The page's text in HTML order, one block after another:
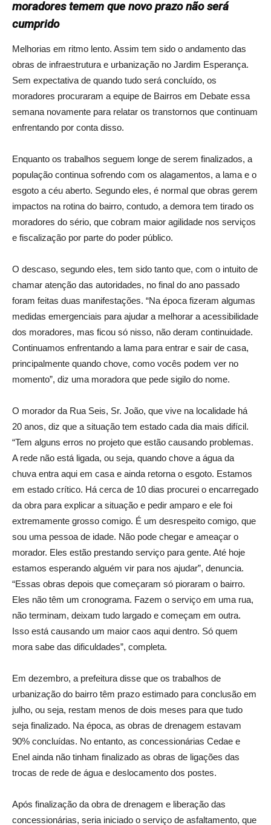
moradores temem que novo prazo não será
cumprido
Melhorias em ritmo lento. Assim tem sido o andamento das
obras de infraestrutura e urbanização no Jardim Esperança.
Sem expectativa de quando tudo será concluído, os
moradores procuraram a equipe de Bairros em Debate essa
semana novamente para relatar os transtornos que continuam
enfrentando por conta disso.
Enquanto os trabalhos seguem longe de serem finalizados, a
população continua sofrendo com os alagamentos, a lama e o
esgoto a céu aberto. Segundo eles, é normal que obras gerem
impactos na rotina do bairro, contudo, a demora tem tirado os
moradores do sério, que cobram maior agilidade nos serviços
e fiscalização por parte do poder público.
O descaso, segundo eles, tem sido tanto que, com o intuito de
chamar atenção das autoridades, no final do ano passado
foram feitas duas manifestações. “Na época fizeram algumas
medidas emergenciais para ajudar a melhorar a acessibilidade
dos moradores, mas ficou só nisso, não deram continuidade.
Continuamos enfrentando a lama para entrar e sair de casa,
principalmente quando chove, como vocês podem ver no
momento”, diz uma moradora que pede sigilo do nome.
O morador da Rua Seis, Sr. João, que vive na localidade há
20 anos, diz que a situação tem estado cada dia mais difícil.
“Tem alguns erros no projeto que estão causando problemas.
A rede não está ligada, ou seja, quando chove a água da
chuva entra aqui em casa e ainda retorna o esgoto. Estamos
em estado crítico. Há cerca de 10 dias procurei o encarregado
da obra para explicar a situação e pedir amparo e ele foi
extremamente grosso comigo. É um desrespeito comigo, que
sou uma pessoa de idade. Não pode chegar e ameaçar o
morador. Eles estão prestando serviço para gente. Até hoje
estamos esperando alguém vir para nos ajudar”, denuncia.
“Essas obras depois que começaram só pioraram o bairro.
Eles não têm um cronograma. Fazem o serviço em uma rua,
não terminam, deixam tudo largado e começam em outra.
Isso está causando um maior caos aqui dentro. Só quem
mora sabe das dificuldades”, completa.
Em dezembro, a prefeitura disse que os trabalhos de
urbanização do bairro têm prazo estimado para conclusão em
julho, ou seja, restam menos de dois meses para que tudo
seja finalizado. Na época, as obras de drenagem estavam
90% concluídas. No entanto, as concessionárias Cedae e
Enel ainda não tinham finalizado as obras de ligações das
trocas de rede de água e deslocamento dos postes.
Após finalização da obra de drenagem e liberação das
concessionárias, seria iniciado o serviço de asfaltamento, que